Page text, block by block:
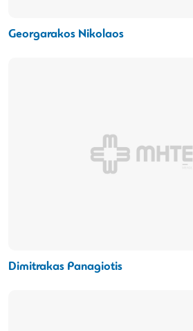
Georgarakos Nikolaos
Dimitrakas Panagiotis